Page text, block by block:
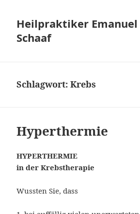
Heilpraktiker Emanuel
Schaaf
Schlagwort:Krebs
Hyperthermie
HYPERTHERMIE
in der Krebstherapie
Wussten Sie, dass